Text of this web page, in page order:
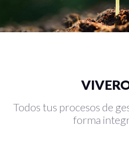
Todos tus procesos de
forma